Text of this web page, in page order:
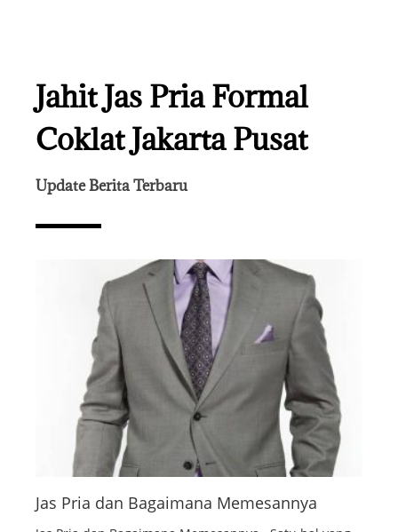
Jahit Jas Pria Formal
Coklat Jakarta Pusat
Update Berita Terbaru
Jas Pria dan Bagaimana Memesannya